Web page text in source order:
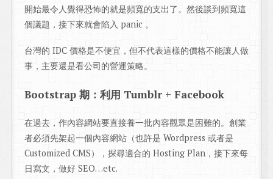
開始最令人覺得恐怖的就是頻寬的支出了。然後談到頻寬這
個議題，接下來就會陷入 panic 。
台灣的 IDC 價格是不便宜，但不代表這樣的價格不能讓人做
事，主要還是看公司的營運策略。
Bootstrap 期：利用 Tumblr + Facebook
在過去，作內容網站要直接養一批內容觀眾是困難的。創業
者必須先架起一個內容網站（也許是 Wordpress 或者是
Customized CMS），探尋適合的 Hosting Plan，接下來每
日寫文，做好 SEO…etc.